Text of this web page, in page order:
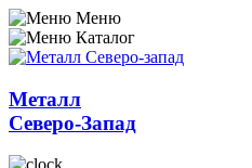
Меню
Каталог
Металл
Северо-Запад